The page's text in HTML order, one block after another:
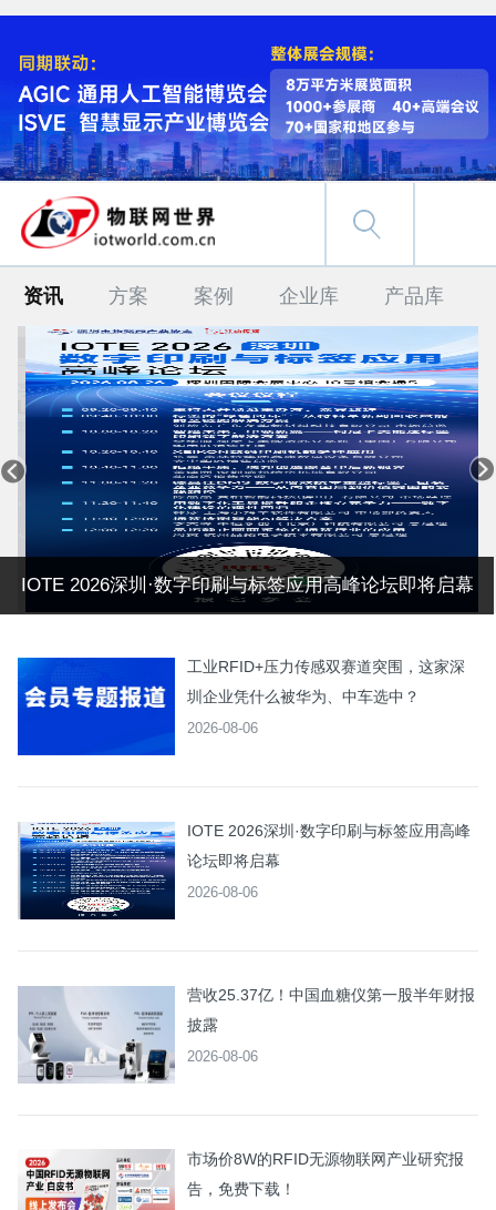
资讯 方案 案例 企业库 产品库
IOTE 2026深圳·数字印刷与标签应用高峰论坛即将启幕
 
工业RFID+压力传感双赛道突围，这家深
圳企业凭什么被华为、中车选中？
2026-08-06
IOTE 2026深圳·数字印刷与标签应用高峰
论坛即将启幕
2026-08-06
营收25.37亿！中国血糖仪第一股半年财报
披露
2026-08-06
市场价8W的RFID无源物联网产业研究报
告，免费下载！